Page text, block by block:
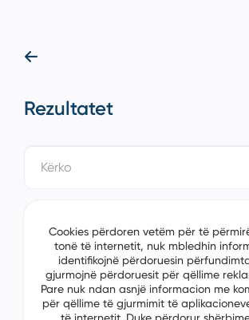
Rezultatet
Cookies përdoren vetëm për të
tonë të internetit, nuk mbledhin
identifikojnë përdoruesin
gjurmojnë përdoruesit për qëllime
Pare nuk ndan asnjë informacion me
për qëllime të gjurmimit të